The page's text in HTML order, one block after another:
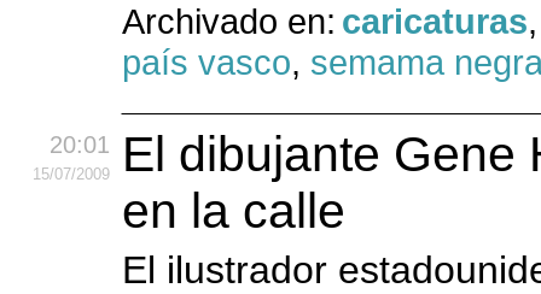
Archivado en: caricaturas
país vasco, semama
20:01
15/07/2009
El dibujante Gene
en la calle
El ilustrador